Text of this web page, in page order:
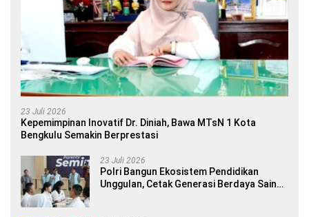
23 Juli 2026
Kepemimpinan Inovatif Dr. Diniah, Bawa MTsN 1 Kota
Bengkulu Semakin Berprestasi
23 Juli 2026
Polri Bangun Ekosistem Pendidikan
Unggulan, Cetak Generasi Berdaya Saing